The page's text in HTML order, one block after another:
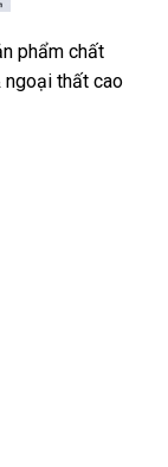
phẩm chất
ngoại thất cao